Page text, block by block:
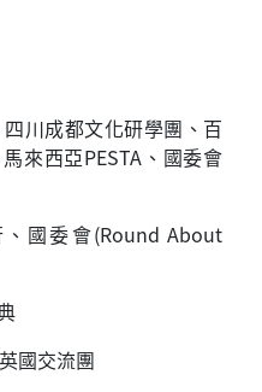
川成都文化研學團、百
來西亞PESTA、國委會
國委會(Round About
國交流團